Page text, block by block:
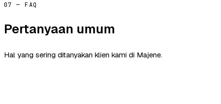
07 — FAQ
Pertanyaan umum
Hal yang sering ditanyakan klien kami di Majene.